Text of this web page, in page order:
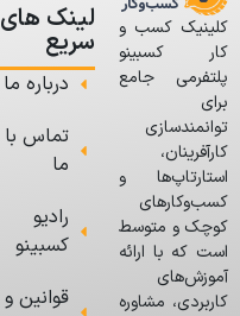
کلینیک کسب و
کار کسبینو
پلتفرمی جامع
برای
توانمندسازی
کارآفرینان،
استارتاپ‌ها و
کسب‌وکارهای
کوچک و متوسط
است که با ارائه
آموزش‌های
کاربردی، مشاوره
لینک های
سریع
درباره ما
تماس با
ما
رادیو
کسبینو
قوانین و